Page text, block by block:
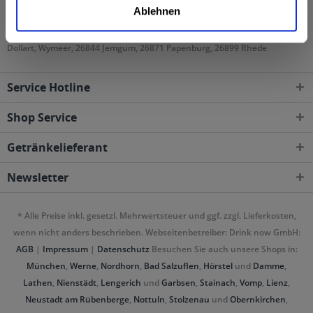
Ablehnen
26789 Leer (Ostfriesland), 26826 Weener, 26831 Boen, Bunde, Bunderhee,
Dollart, Wymeer, 26844 Jemgum, 26871 Papenburg, 26899 Rhede
Service Hotline
Shop Service
Getränkelieferant
Newsletter
* Alle Preise inkl. gesetzl. Mehrwertsteuer und ggf. zzgl. Lieferkosten,
wenn nicht anders beschrieben. Webseitenbetreiber: Drink now GmbH:
AGB | Impressum| DatenschutzBesuchen Sie auch unsere Shops in:
München, Werne, Nordhorn, Bad Salzuflen, Hörstel und Damme,
Lathen, Nienstädt, Lengerich undGarbsen, Stainach, Vomp, Lienz,
Neustadt am Rübenberge, Nottuln, Stolzenau undObernkirchen,